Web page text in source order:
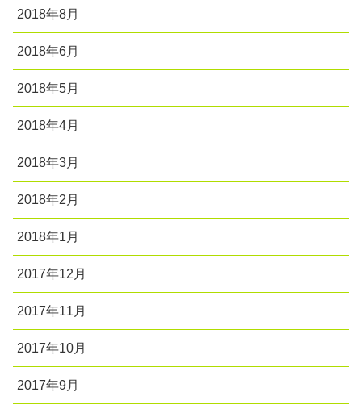
2018年8月
2018年6月
2018年5月
2018年4月
2018年3月
2018年2月
2018年1月
2017年12月
2017年11月
2017年10月
2017年9月